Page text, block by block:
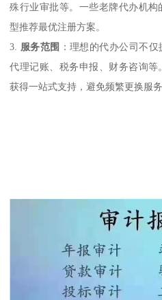
殊行业审批等。一些老牌代办机
型推荐最优注册方案。
3. 服务范围 ：理想的代办公司不
代理记账、税务申报、财务咨询
获得一站式支持，避免频繁更换服务